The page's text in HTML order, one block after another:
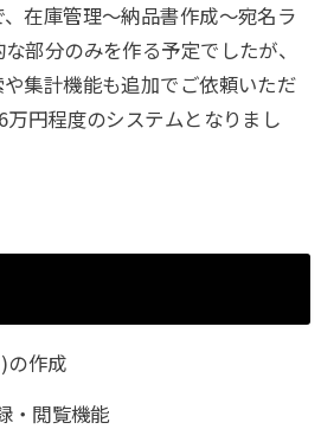
在庫管理～納品書作成～宛名ラ
部分のみを作る予定でしたが、
集計機能も追加でご依頼いただ
円程度のシステムとなりまし
の作成
・閲覧機能